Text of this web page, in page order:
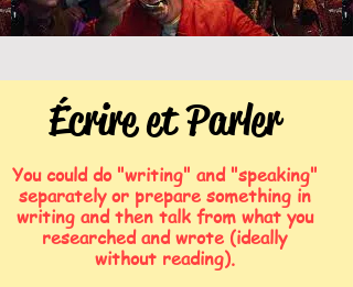
Écrire et Parler
You could do "writing" and "speaking"
separately or prepare something in
writing and then talk from what you
researched and wrote (ideally
without reading).